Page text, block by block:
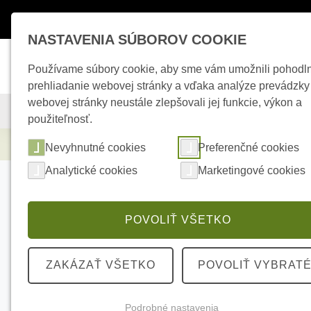
KAMEROVÉ SYSTÉMY ZABEZPEČOVACIE SYSTÉMY
Kamerové systémy HIKVISION DS-
NASTAVENIA SÚBOROV COOKIE
Používame súbory cookie, aby sme vám umožnili
prehliadanie webovej stránky a vďaka analýze prevádzky
webovej stránky neustále zlepšovali jej funkcie, výkon a
použiteľnosť.
Nevyhnutné cookies
Preferenčné cookies
Analytické cookies
Marketingové cookies
POVOLIŤ VŠETKO
ZAKÁZAŤ VŠETKO POVOLIŤ VYBRATÉ
Podrobné nastavenia